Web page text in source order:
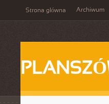
Strona główna Archiwum